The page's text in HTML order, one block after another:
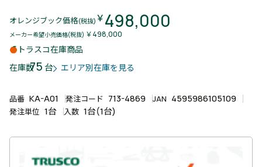
オレンジブック価格(税抜) ￥498,000
メーカー希望小売価格(税抜) ￥498,000
トラスコ在庫商品
在庫数75 台 エリア別在庫を見る
品番 KA-A01 発注コード 713-4869 JAN 4595986105109
発注単位 1台 入数 1台(1台)